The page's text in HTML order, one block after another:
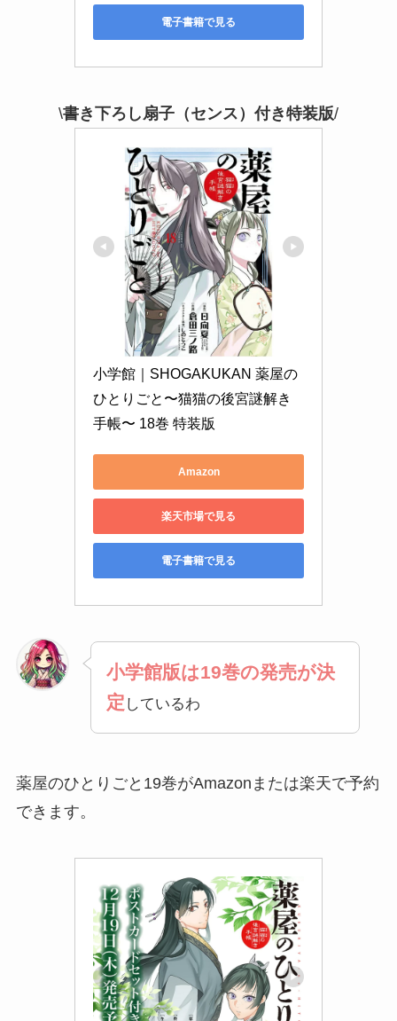
電子書籍で見る
\書き下ろし扇子（センス）付き特装版/
小学館｜SHOGAKUKAN 薬屋の
ひとりごと〜猫猫の後宮謎解き
手帳〜 18巻 特装版
Amazon
楽天市場で見る
電子書籍で見る
小学館版は19巻の発売が決
定 しているわ
薬屋のひとりごと19巻がAmazonまたは楽天で予約
できます。